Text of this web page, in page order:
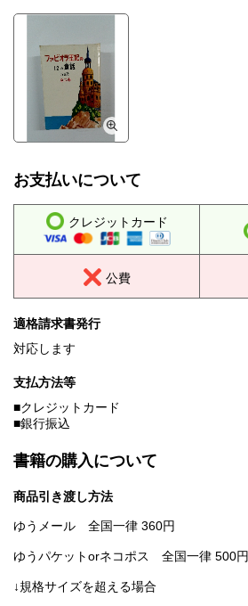
お支払いについて
クレジットカード
公費
適格請求書発行
対応します
支払方法等
■クレジットカード
■銀行振込
書籍の購入について
商品引き渡し方法
ゆうメール 全国一律 360円
ゆうパケットorネコポス 全国一律 500円
↓規格サイズを超える場合